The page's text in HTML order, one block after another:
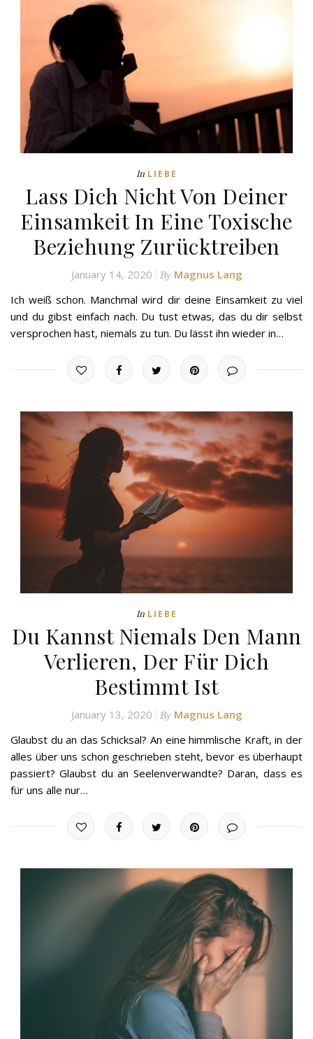
In LIEBE
Lass Dich Nicht Von Deiner
Einsamkeit In Eine Toxische
Beziehung Zurücktreiben
January 14, 2020 By Magnus Lang
Ich weiß schon. Manchmal wird dir deine Einsamkeit zu viel
und du gibst einfach nach. Du tust etwas, das du dir selbst
versprochen hast, niemals zu tun. Du lässt ihn wieder in…
In LIEBE
Du Kannst Niemals Den Mann
Verlieren, Der Für Dich
Bestimmt Ist
January 13, 2020 By Magnus Lang
Glaubst du an das Schicksal? An eine himmlische Kraft, in der
alles über uns schon geschrieben steht, bevor es überhaupt
passiert? Glaubst du an Seelenverwandte? Daran, dass es
für uns alle nur…